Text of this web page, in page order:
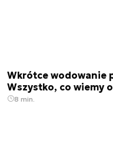
Wkrótce wodowanie
Wszystko, co wiemy
8 min.